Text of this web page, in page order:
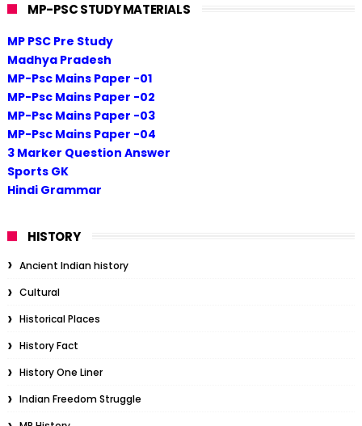
MP-PSC STUDY MATERIALS
MP PSC Pre Study
Madhya Pradesh
MP-Psc Mains Paper -01
MP-Psc Mains Paper -02
MP-Psc Mains Paper -03
MP-Psc Mains Paper -04
3 Marker Question Answer
Sports GK
Hindi Grammar
HISTORY
Ancient Indian history
Cultural
Historical Places
History Fact
History One Liner
Indian Freedom Struggle